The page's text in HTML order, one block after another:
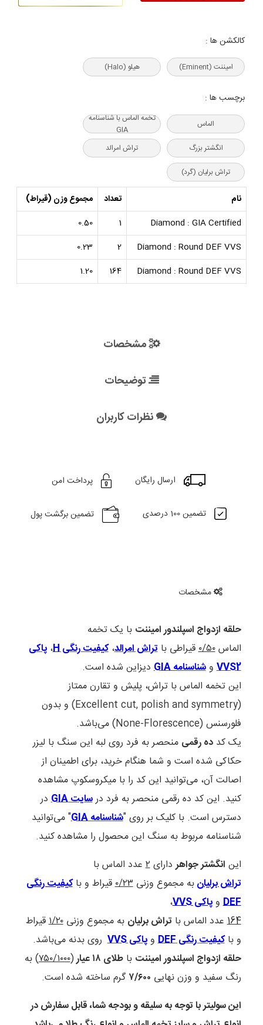
کالکشن ها :
امیننت (Eminent) هیلو (Halo)
برچسب ها :
الماس
تخمه الماس با شناسنامه
GIA
انگشتر بزرگ
تراش امرالد
تراش برلیان (گرد)
نام تعداد
مجموع وزن (قیراط)
Diamond : GIA Certified
1
0.50
Diamond : Round DEF VVS
2
0.23
Diamond : Round DEF VVS
164
1.20
مشخصات
توضیحات
نظرات کاربران
ارسال رایگان پرداخت امن
تضمین 100 درصدی تضمین برگشت پول
مشخصات
حلقه ازدواج اسپلندور امیننت با یک تخمه
الماس۰/۵۰قیراطی با تراش امرالد،کیفیت رنگیH،پاکی
VVS2وشناسنامه GIA
دیزاین شده است.
این تخمه الماس با تراش، پلیش و تقارن ممتاز
(Excellent cut, polish and symmetry) و بدون
فلورسنس (None-Florescence) می‌باشد.
یک کدده رقمی منحصر به فرد روی لبه این سنگ با لیزر
حکاکی شده است و شما هنگام خرید، برای اطمینان از
اصالت آن، می‌توانید این کد را با میکروسکوپ مشاهده
کنید. این کد ده رقمی منحصر به فرد درسایت GIA
در
دسترس است. با کلیک بر روی "شناسنامه GIA
" می‌توانید
شناسنامه مربوط به سنگ این محصول را مشاهده کنید.
این انگشتر جواهردارای۲عدد الماس با
تراش برلیان به مجموع وزنی۰/۲۳قیراط و با کیفیت رنگی
DEF وپاکی VVS
،
164عدد الماس با تراش برلیان به مجموع وزنی۱/۲۰قیراط
و باکیفیت رنگی DEF وپاکی VVS
روی بدنه می‌باشد.
حلقه ازدواج اسپلندور امیننت باطلای ۱۸ عیار (۷۵۰/۱۰۰۰) به
رنگ سفید و وزن نهایی ۷/۶۰۰گرم ساخته شده است.
این سولیتر با توجه به سلیقه و بودجه شما، قابل سفارش در